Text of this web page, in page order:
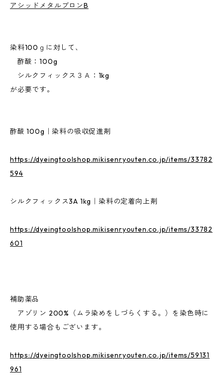
アシッドメタルブロンB
染料100ｇに対して、
酢酸：100g
シルクフィックス３Ａ：1kg
が必要です。
酢酸 100g｜染料の吸収促進剤
https://dyeingtoolshop.mikisenryouten.co.jp/items/33782
594
シルクフィックス3A 1kg｜染料の定着向上剤
https://dyeingtoolshop.mikisenryouten.co.jp/items/33782
601
補助薬品
アゾリン 200%（ムラ染めをしづらくする。）を染色時に
使用する場合もございます。
https://dyeingtoolshop.mikisenryouten.co.jp/items/59131
961